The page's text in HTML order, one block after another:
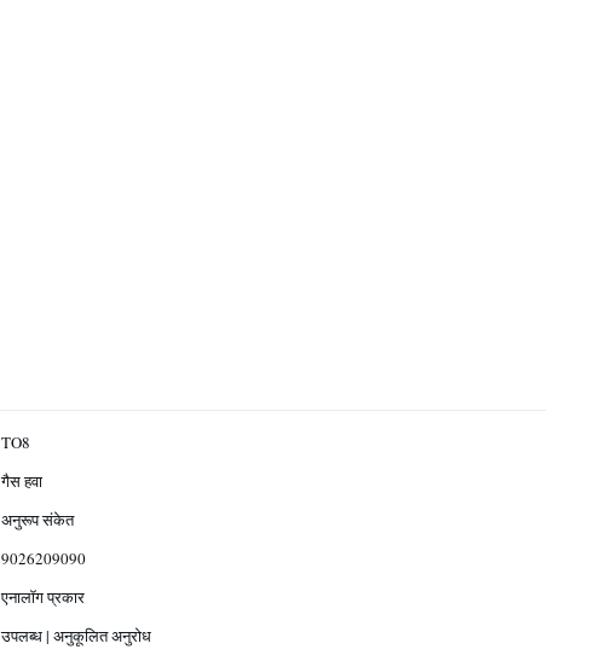
TO8
गैस हवा
अनुरूप संकेत
9026209090
एनालॉग प्रकार
उपलब्ध | अनुकूलित अनुरोध